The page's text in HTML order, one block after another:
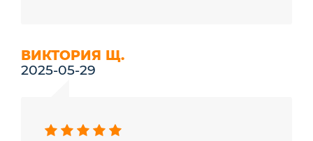
ВИКТОРИЯ Щ.
2025-05-29